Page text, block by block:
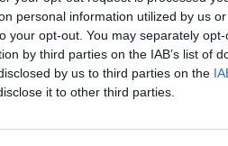
personal information utilized by us
your opt-out. You may separately
by third parties on the IAB’s list of
by us to third parties on the
it to other third parties.
e iam
zona de Lisboa,
acesso esta terça-
combater a tosse